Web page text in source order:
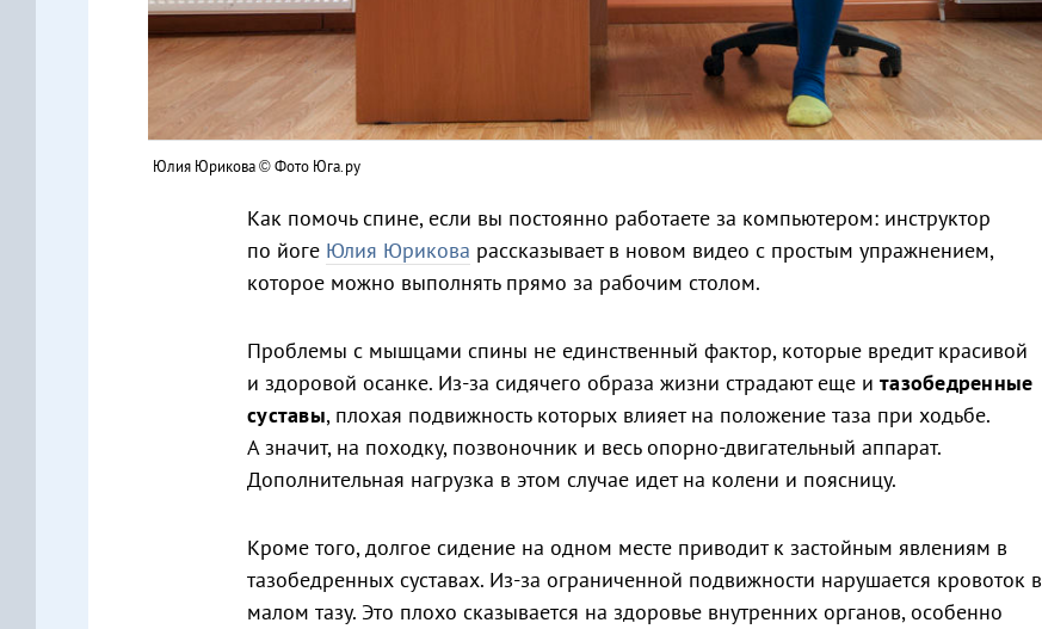
Юлия Юрикова © Фото Юга.ру
Как помочь спине, если вы постоянно работаете за компьютером: инструктор
по йоге Юлия Юрикова рассказывает в новом видео с простым упражнением,
которое можно выполнять прямо за рабочим столом.
Проблемы с мышцами спины не единственный фактор, которые вредит красивой
и здоровой осанке. Из-за сидячего образа жизни страдают еще и тазобедренные
суставы, плохая подвижность которых влияет на положение таза при ходьбе.
А значит, на походку, позвоночник и весь опорно-двигательный аппарат.
Дополнительная нагрузка в этом случае идет на колени и поясницу.
Кроме того, долгое сидение на одном месте приводит к застойным явлениям в
тазобедренных суставах. Из-за ограниченной подвижности нарушается кровоток в
малом тазу. Это плохо сказывается на здоровье внутренних органов, особенно